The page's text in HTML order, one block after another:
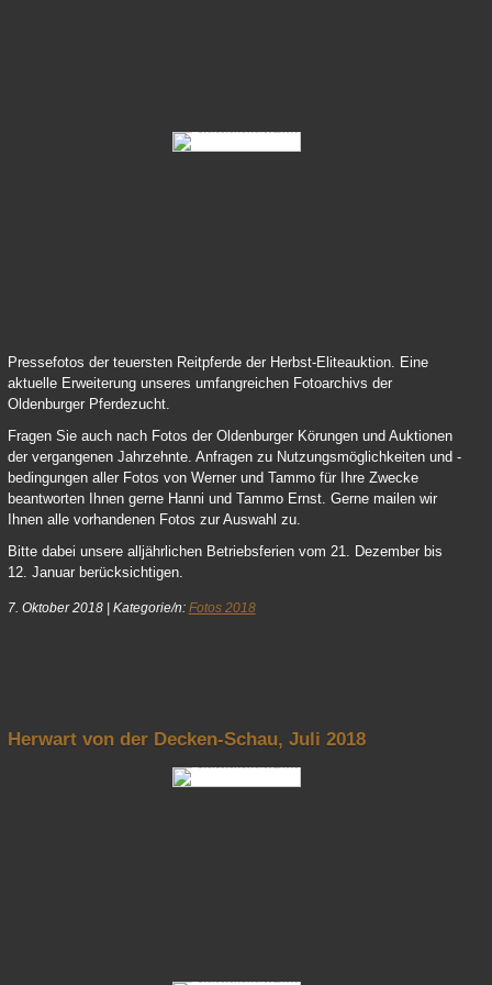
012 V Foundation Sandro Hit De Niro 03
022 V Follow Me Sir Donnerhall 01
Pressefotos der teuersten Reitpferde der Herbst-Eliteauktion. Eine
aktuelle Erweiterung unseres umfangreichen Fotoarchivs der
Oldenburger Pferdezucht.
Fragen Sie auch nach Fotos der Oldenburger Körungen und Auktionen
der vergangenen Jahrzehnte. Anfragen zu Nutzungsmöglichkeiten und -
bedingungen aller Fotos von Werner und Tammo für Ihre Zwecke
beantworten Ihnen gerne Hanni und Tammo Ernst. Gerne mailen wir
Ihnen alle vorhandenen Fotos zur Auswahl zu.
Bitte dabei unsere alljährlichen Betriebsferien vom 21. Dezember bis
12. Januar berücksichtigen.
7. Oktober 2018| Kategorie/n: Fotos 2018
Herwart von der Decken-Schau, Juli 2018